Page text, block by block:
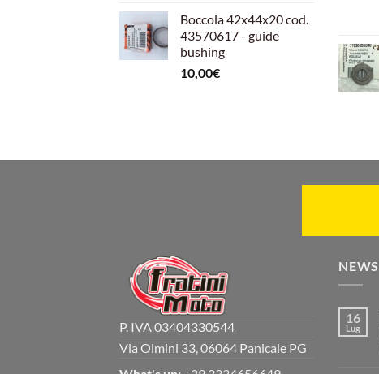
Boccola 42x44x20 cod.
43570617 - guide
bushing
10,00€
P. IVA 03404330544
Via Olmini 33, 06064 Panicale PG
NEWS
16
Lug